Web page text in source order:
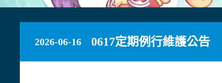
2026-06-16 0617定期例行維護公告